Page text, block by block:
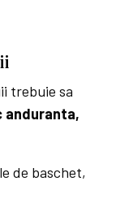
trebuie sa
anduranta,
de baschet,